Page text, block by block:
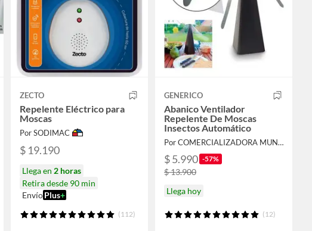
ZECTO
Repelente Eléctrico para
Moscas
Por SODIMAC
$ 19.190
Llega en 2 horas
Retira desde 90 min
EnvíoPlus+
(112)
GENERICO
Abanico Ventilador
Repelente De Moscas
Insectos Automático
Por COMERCIALIZADORA MUNDO ILIMITADO LTDA
$ 5.990 -57%
$ 13.900
Llega hoy
(12)